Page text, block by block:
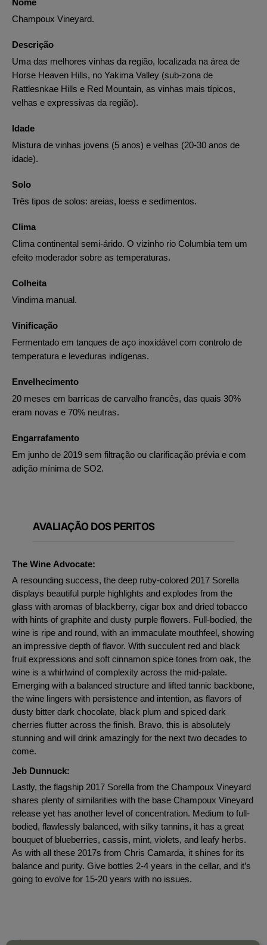
Nome
Champoux Vineyard.
Descrição
Uma das melhores vinhas da região, localizada na área de
Horse Heaven Hills, no Yakima Valley (sub-zona de
Rattlesnkae Hills e Red Mountain, as vinhas mais típicos,
velhas e expressivas da região).
Idade
Mistura de vinhas jovens (5 anos) e velhas (20-30 anos de
idade).
Solo
Três tipos de solos: areias, loess e sedimentos.
Clima
Clima continental semi-árido. O vizinho rio Columbia tem um
efeito moderador sobre as temperaturas.
Colheita
Vindima manual.
Vinificação
Fermentado em tanques de aço inoxidável com controlo de
temperatura e leveduras indígenas.
Envelhecimento
20 meses em barricas de carvalho francês, das quais 30%
eram novas e 70% neutras.
Engarrafamento
Em junho de 2019 sem filtração ou clarificação prévia e com
adição mínima de SO2.
AVALIAÇÃO DOS PERITOS
The Wine Advocate:
A resounding success, the deep ruby-colored 2017 Sorella
displays beautiful purple highlights and explodes from the
glass with aromas of blackberry, cigar box and dried tobacco
with hints of graphite and dusty purple flowers. Full-bodied, the
wine is ripe and round, with an immaculate mouthfeel, showing
an impressive depth of flavor. With succulent red and black
fruit expressions and soft cinnamon spice tones from oak, the
wine is a whirlwind of complexity across the mid-palate.
Emerging with a balanced structure and lifted tannic backbone,
the wine lingers with persistence and intention, as flavors of
dusty bitter dark chocolate, black plum and spiced dark
cherries flutter across the finish. Bravo, this is absolutely
stunning and will drink amazingly for the next two decades to
come.
Jeb Dunnuck:
Lastly, the flagship 2017 Sorella from the Champoux Vineyard
shares plenty of similarities with the base Champoux Vineyard
release yet has another level of concentration. Medium to full-
bodied, flawlessly balanced, with silky tannins, it has a great
bouquet of blueberries, cassis, mint, violets, and leafy herbs.
As with all these 2017s from Chris Camarda, it shines for its
balance and purity. Give bottles 2-4 years in the cellar, and it’s
going to evolve for 15-20 years with no issues.